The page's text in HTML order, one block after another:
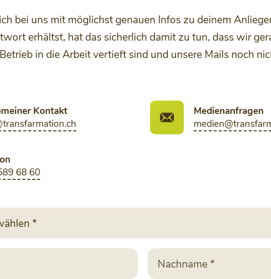
bei uns mit möglichst genauen Infos zu deinem
erhältst, hat das sicherlich damit zu tun, dass wir
in die Arbeit vertieft sind und unsere Mails noch
Kontakt
Medienanfragen
68 60
*
Nachname *